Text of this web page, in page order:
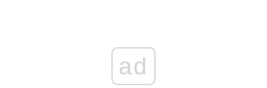
ad